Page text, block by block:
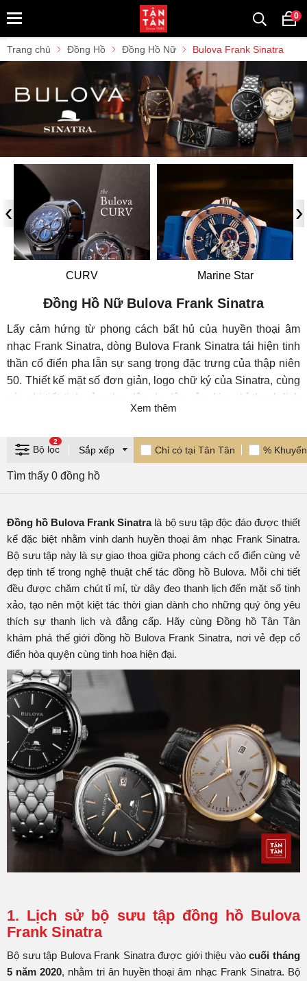
0
Trang chủ Đồng Hồ Đồng Hồ Nữ Bulova Frank Sinatra
CURV Marine Star
‹ ›
Đồng Hồ Nữ Bulova Frank Sinatra
Lấy cảm hứng từ phong cách bất hủ của huyền thoại âm
nhạc Frank Sinatra, dòng Bulova Frank Sinatra tái hiện tinh
thần cổ điển pha lẫn sự sang trọng đặc trưng của thập niên
50. Thiết kế mặt số đơn giản, logo chữ ký của Sinatra, cùng
các chi tiết tinh xảo như dây da dập vân, kim chỉ thanh lịch
và bộ máy automatic chất lượng cao tạo nên một mẫu đồng
ân tới tinh thần sống đầy phong cách và sự tự tin của "ông
Dòng sản phẩm này dành cho những người đàn ông yêu
hữu một thiết kế có chiều sâu văn hóa lẫn lịch sử.
Bulova Frank Sinatra hiện có tại Đồng hồ Tân Tân – nhà
phân phối độc quyền của Bulova tại Việt Nam. Khách hàng
có thể trải nghiệm trực tiếp tại cửa hàng hoặc đặt mua qua
website chính thức với chính sách bảo hành đầy đủ và dịch
vụ hậu mãi chuyên nghiệp.
Xem thêm
Bộ lọc
2
Chỉ có tại Tân Tân %
Tìm thấy 0 đồng hồ
Đồng hồ Bulova Frank Sinatralà bộ sưu tập độc đáo được thiết
kế đặc biệt nhằm vinh danh huyền thoại âm nhạc Frank Sinatra.
Bộ sưu tập này là sự giao thoa giữa phong cách cổ điển cùng vẻ
đẹp tinh tế trong nghệ thuật chế tác đồng hồ Bulova. Mỗi chi tiết
đều được chăm chút tỉ mỉ, từ dây đeo thanh lịch đến mặt số tinh
xảo, tạo nên một kiệt tác thời gian dành cho những quý ông yêu
thích sự thanh lịch và đẳng cấp. Hãy cùng Đồng hồ Tân Tân
khám phá thế giới đồng hồ Bulova Frank Sinatra, nơi vẻ đẹp cổ
điển hòa quyện cùng tinh hoa hiện đại.
1. Lịch sử bộ sưu tập đồng hồ Bulova
Frank Sinatra
Bộ sưu tập Bulova Frank Sinatra được giới thiệu vàocuối tháng
5 năm 2020, nhằm tri ân huyền thoại âm nhạc Frank Sinatra. Bộ